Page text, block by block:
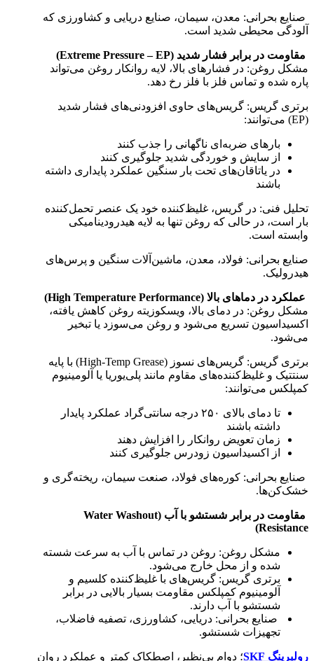
صنایع بحرانی: معدن، سیمان، صنایع دریایی و کشاورزی که
آلودگی محیطی شدید است.
مقاومت در برابر فشار شدید (Extreme Pressure – EP)
مشکل روغن: در فشارهای بالا، لایه روانکار روغن می‌تواند
پاره شده و تماس فلز با فلز رخ دهد.
برتری گریس: گریس‌های حاوی افزودنی‌های فشار شدید
(EP) می‌توانند:
بارهای ضربه‌ای ناگهانی را جذب کنند
از سایش و خوردگی شدید جلوگیری کنند
در یاتاقان‌های تحت بار سنگین عملکرد پایداری داشته
باشند
تحلیل فنی: در گریس، غلیظ‌کننده خود یک عنصر تحمل‌کننده
بار است، در حالی که روغن تنها به لایه هیدرودینامیکی
وابسته است.
صنایع بحرانی: فولاد، معدن، ماشین‌آلات سنگین و پرس‌های
هیدرولیک.
عملکرد در دماهای بالا (High Temperature Performance)
مشکل روغن: در دمای بالا، ویسکوزیته روغن کاهش یافته،
اکسیداسیون تسریع می‌شود و روغن می‌سوزد یا تبخیر
می‌شود.
برتری گریس: گریس‌های نسوز (High-Temp Grease) با پایه
سنتتیک و غلیظ‌کننده‌های مقاوم مانند پلی‌یوریا یا آلومینیوم
کمپلکس می‌توانند:
تا دمای بالای ۲۵۰ درجه سانتی‌گراد عملکرد پایدار
داشته باشند
زمان تعویض روانکار را افزایش دهند
از اکسیداسیون زودرس جلوگیری کنند
صنایع بحرانی: کوره‌های فولاد، صنعت سیمان، ریخته‌گری و
خشک‌کن‌ها.
مقاومت در برابر شستشو با آب (Water Washout
Resistance)
مشکل روغن: روغن در تماس با آب به سرعت شسته
شده و از محل خارج می‌شود.
برتری گریس: گریس‌های با غلیظ‌کننده کلسیم و
آلومینیوم کمپلکس مقاومت بسیار بالایی در برابر
شستشو با آب دارند.
صنایع بحرانی: دریایی، کشاورزی، تصفیه فاضلاب،
تجهیزات شستشو.
رولبرینگ‌ SKF
؛ دوام بی‌نظیر، اصطکاک کمتر و عملکرد روان